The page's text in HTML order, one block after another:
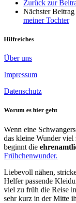
Zurück zur
Nächster Beitrag
meiner Tochter
Hilfreiches
Über uns
Impressum
Datenschutz
Worum es hier geht
Wenn eine
das kleine Wunder
beginnt die
Frühchenwunder.
Liebevoll nähen,
Helfer passende
viel zu früh die Reise
sehr kurz in der Mitte